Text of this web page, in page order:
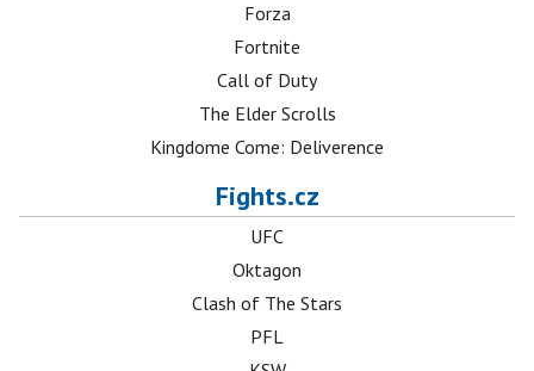
Forza
Fortnite
Call of Duty
The Elder Scrolls
Kingdome Come: Deliverence
Fights.cz
UFC
Oktagon
Clash of The Stars
PFL